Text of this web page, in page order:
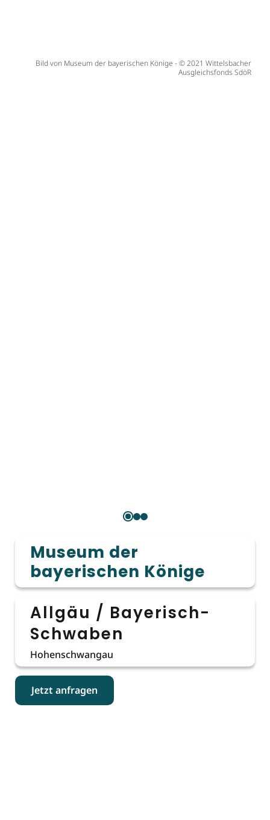
Museum der
bayerischen Könige
Allgäu / Bayerisch-
Schwaben
Hohenschwangau
Jetzt anfragen
Bild von Museum der bayerischen Könige - © 2021 Wittelsbacher
Ausgleichsfonds SdöR